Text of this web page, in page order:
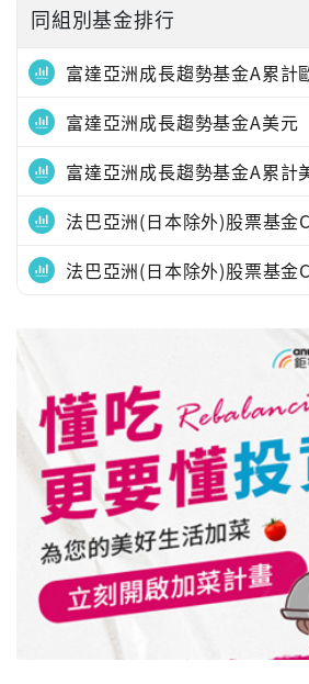
同組別基金排行
富達亞洲成長趨勢基金A累計
富達亞洲成長趨勢基金A美元
富達亞洲成長趨勢基金A累計
法巴亞洲(日本除外)股票基金
法巴亞洲(日本除外)股票基金